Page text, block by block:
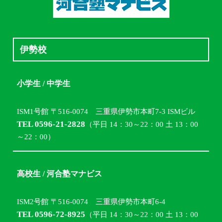
伊勢校
小学生 / 中学生
ISM1号館 〒516-0074 三重県伊勢市本町7-3 ISMビル
TEL 0596-21-2828 （平日 14：30～22：00 土 13：00
～22：00）
高校生 / 河合塾マナビス
ISM2号館 〒516-0074 三重県伊勢市本町6-4
TEL 0596-72-8925 （平日 14：30～22：00 土 13：00